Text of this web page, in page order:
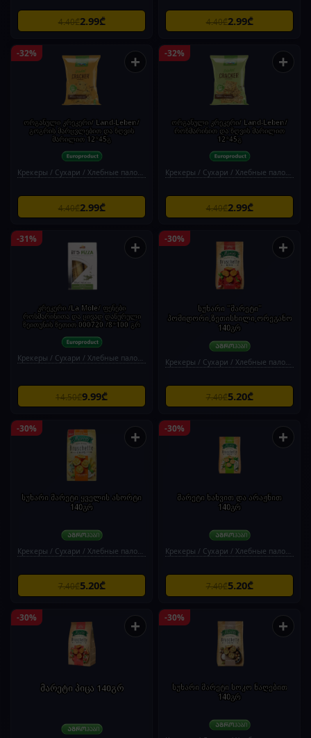
4.40₾2.99₾ 4.40₾2.99₾
-32% +
ორგანული კრეკერი/ Land-Leben/
გოგრის მარცვლებით და ზღვის
მარილით 12*45გ
Крекеры / Сухари / Хлебные палочки
4.40₾2.99₾
-32% +
ორგანული კრეკერი/ Land-Leben/
როზმარინით და ზღვის მარილით
12*45გ
Крекеры / Сухари / Хлебные палочки
4.40₾2.99₾
-31% +
კრეკერი /La Mole/ ფენები
როსმარინითა და ცივად დაწურული
ზეითუნის ზეთით 000720 /8*100 გრ
Крекеры / Сухари / Хлебные палочки
14.50₾9.99₾
-30% +
სუხარი "მარეტი"
პომიდორი,ზეთისხილი,ორეგანო
140გრ
Крекеры / Сухари / Хлебные палочки
7.40₾5.20₾
-30% +
სუხარი მარეტი ყველის ასორტი
140გრ
Крекеры / Сухари / Хлебные палочки
7.40₾5.20₾
-30% +
მარეტი ხახვით და არაჟნით
140გრ
Крекеры / Сухари / Хлебные палочки
7.40₾5.20₾
-30% +
მარეტი პიცა 140გრ
-30% +
სუხარი მარეტი სოკო ნაღებით
140გრ